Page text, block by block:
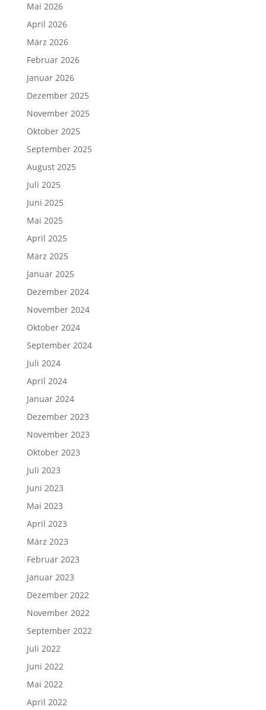
Mai 2026
April 2026
März 2026
Februar 2026
Januar 2026
Dezember 2025
November 2025
Oktober 2025
September 2025
August 2025
Juli 2025
Juni 2025
Mai 2025
April 2025
März 2025
Januar 2025
Dezember 2024
November 2024
Oktober 2024
September 2024
Juli 2024
April 2024
Januar 2024
Dezember 2023
November 2023
Oktober 2023
Juli 2023
Juni 2023
Mai 2023
April 2023
März 2023
Februar 2023
Januar 2023
Dezember 2022
November 2022
September 2022
Juli 2022
Juni 2022
Mai 2022
April 2022